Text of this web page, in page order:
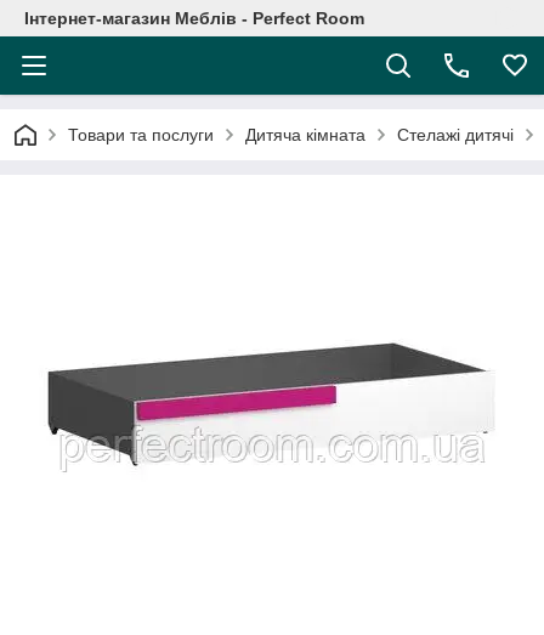
Інтернет-магазин Меблів - Perfect Room
Товари та послуги Дитяча кімната Стелажі дитячі